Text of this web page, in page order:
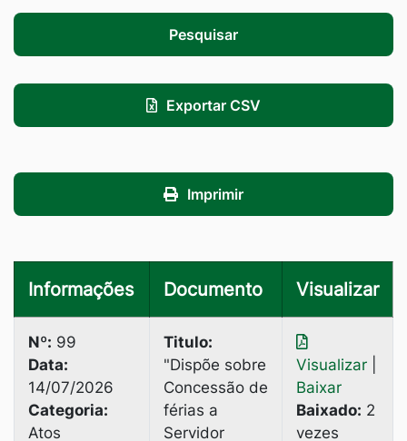
Pesquisar
Exportar CSV
Imprimir
Informações Documento Visualizar
Nº: 99
Data:
14/07/2026
Categoria:
Atos
Titulo:
"Dispõe sobre
Concessão de
férias a
Servidor
Visualizar
Baixar
Baixado: 2
vezes